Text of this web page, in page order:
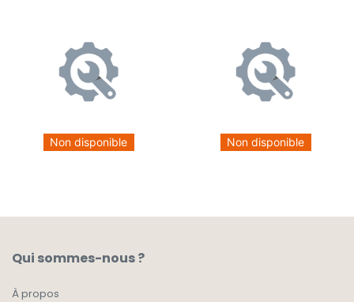
Non disponible Non disponible
Qui sommes-nous ?
À propos